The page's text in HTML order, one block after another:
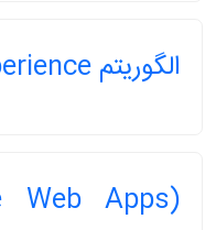
الگوریتم page experience گوگل
Web Apps)